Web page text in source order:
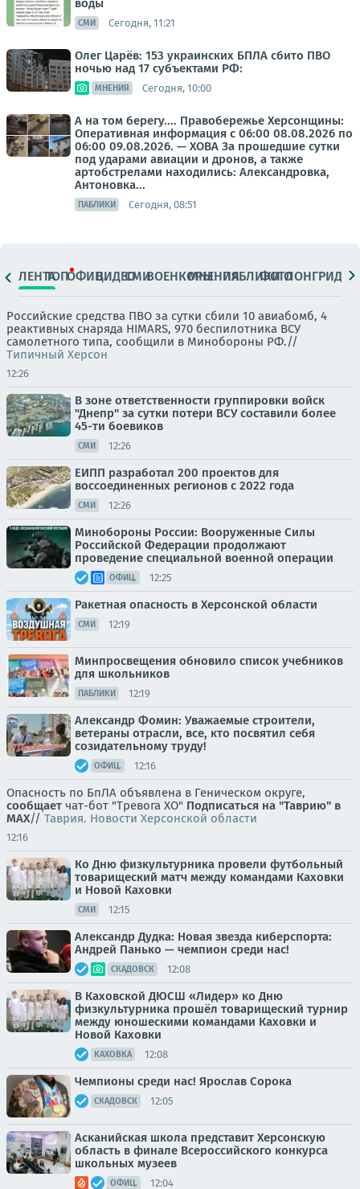
воды
СМИ Сегодня, 11:21
Олег Царёв: 153 украинских БПЛА сбито ПВО
ночью над 17 субъектами РФ:
МНЕНИЯ Сегодня, 10:00
А на том берегу.... Правобережье Херсонщины:
Оперативная информация с 06:00 08.08.2026 по
06:00 09.08.2026. — ХОВА За прошедшие сутки
под ударами авиации и дронов, а также
артобстрелами находились: Александровка,
Антоновка...
ПАБЛИКИ Сегодня, 08:51
ЛЕНТАТОПОФИЦ.ВИДЕОСМИВОЕНКОРЫМНЕНИЯПАБЛИКИ
ФОТОЛОНГРИДЫ
Российские средства ПВО за сутки сбили 10 авиабомб, 4
реактивных снаряда HIMARS, 970 беспилотника ВСУ
самолетного типа, сообщили в Минобороны РФ.//
Типичный Херсон
12:26
В зоне ответственности группировки войск
"Днепр" за сутки потери ВСУ составили более
45-ти боевиков
СМИ 12:26
ЕИПП разработал 200 проектов для
воссоединенных регионов с 2022 года
СМИ 12:26
Минобороны России: Вооруженные Силы
Российской Федерации продолжают
проведение специальной военной операции
ОФИЦ. 12:25
Ракетная опасность в Херсонской области
СМИ 12:19
Минпросвещения обновило список учебников
для школьников
ПАБЛИКИ 12:19
Александр Фомин: Уважаемые строители,
ветераны отрасли, все, кто посвятил себя
созидательному труду!
ОФИЦ. 12:16
Опасность по БпЛА объявлена в Геническом округе,
сообщает чат-бот "Тревога ХО" Подписаться на "Таврию" в
MAX// Таврия. Новости Херсонской области
12:16
Ко Дню физкультурника провели футбольный
товарищеский матч между командами Каховки
и Новой Каховки
СМИ 12:15
Александр Дудка: Новая звезда киберспорта:
Андрей Панько — чемпион среди нас!
СКАДОВСК 12:08
В Каховской ДЮСШ «Лидер» ко Дню
физкультурника прошёл товарищеский турнир
между юношескими командами Каховки и
Новой Каховки
КАХОВКА 12:08
Чемпионы среди нас! Ярослав Сорока
СКАДОВСК 12:05
Асканийская школа представит Херсонскую
область в финале Всероссийского конкурса
школьных музеев
ОФИЦ. 12:04